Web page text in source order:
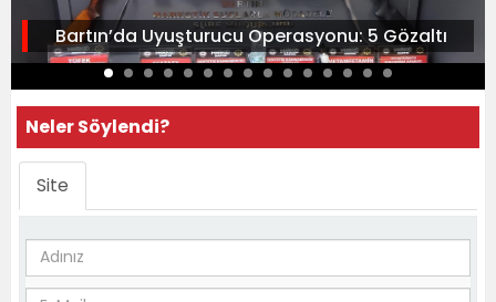
Bartın’da Uyuşturucu Operasyonu: 5 Gözaltı
Neler Söylendi?
Site